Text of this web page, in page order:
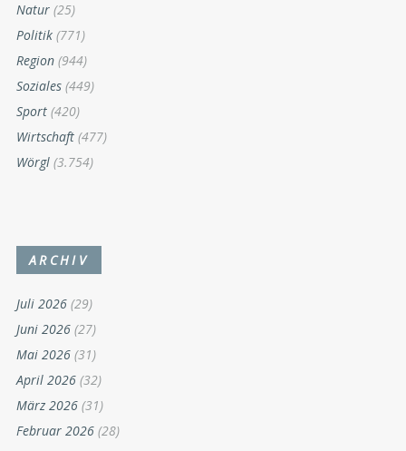
Natur (25)
Politik (771)
Region (944)
Soziales (449)
Sport (420)
Wirtschaft (477)
Wörgl (3.754)
ARCHIV
Juli 2026 (29)
Juni 2026 (27)
Mai 2026 (31)
April 2026 (32)
März 2026 (31)
Februar 2026 (28)